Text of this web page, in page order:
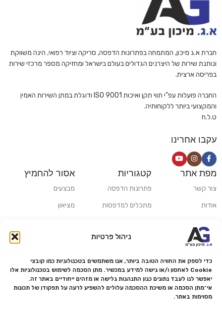
ניהול פרטיות
כדי לספק את החוויה הטובה ביותר, אנו משתמשים בטכנולוגיות כמו קובצי
Cookie לאחסון ו/או גישה למידע במכשיר. מתן הסכמה לשימוש בטכנולוגיות אלו
יאפשר לנו לעבד נתונים כגון התנהגות גלישה או מזהים ייחודיים באתר זה.
אי־מתן הסכמה או משיכת ההסכמה עלולים להשפיע לרעה על תפקודן של תכונות
מסוימות באתר.
חברת א.ג מיכון, המתמחה בפתרונות הדפסה, סריקה וציוד רפואי, הינה משווקת
ונותנת שירות של היצרנים הגדולים בעולם בישראל ומחזיקה מספר מרכזי שירות
בפריסה ארצית.
החברה פועלות עפ"י תווי תקן ואיכות ISO 9001 ודוגלת במתן השירות האמין
והמקצועי ביותר ללקוחותיה.
ט.ל.ח
עקבו אחרינו
מפת אתר
צור קשר
אודות
משלוחים ואיסוף עצמי
מותגים
מעבדת תיקונים
קטגוריות
פתרונות הדפסה
מתכלים למדפסות
פתרונות סריקה
פתרונות למגזר הרפואי
אסור להחמיץ
מבצעים
מציאון